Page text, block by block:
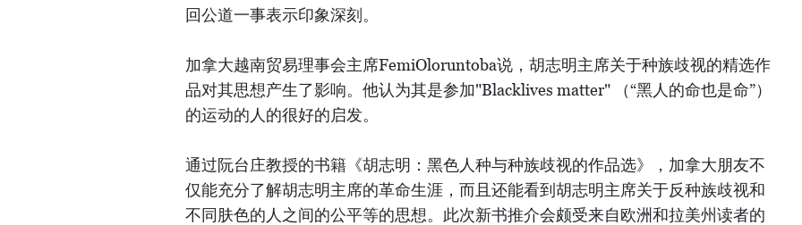
回公道一事表示印象深刻。
加拿大越南贸易理事会主席FemiOloruntoba说，胡志明主席关于种族歧视的精选作
品对其思想产生了影响。他认为其是参加"Blacklives matter" （“黑人的命也是命”）
的运动的人的很好的启发。
通过阮台庄教授的书籍《胡志明：黑色人种与种族歧视的作品选》，加拿大朋友不
仅能充分了解胡志明主席的革命生涯，而且还能看到胡志明主席关于反种族歧视和
不同肤色的人之间的公平等的思想。此次新书推介会颇受来自欧洲和拉美州读者的